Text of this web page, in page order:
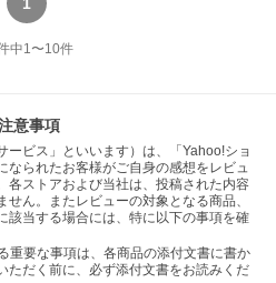
中1〜10件
意事項
ービス」といいます）は、「Yahoo!ショ
なられたお客様がご自身の感想をレビュ
各ストアおよび当社は、投稿された内容
ん。またレビューの対象となる商品、
該当する場合には、特に以下の事項を確
重要な事項は、各商品の添付文書に書か
ただく前に、必ず添付文書をお読みくだ